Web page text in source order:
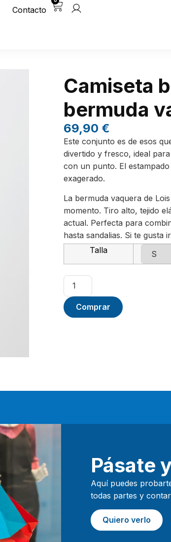
Contacto
Camiseta
bermuda
69,90 €
Este conjunto es de esos
divertido y fresco, ideal
con un punto. El
exagerado.
La bermuda vaquera de
momento. Tiro alto, tejido
actual. Perfecta para
hasta sandalias. Si te gusta
Talla
Comprar
Pásate
Aquí puedes
todas partes y
Quiero verlo